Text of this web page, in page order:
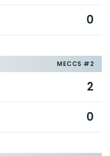
0
MECCS #2
2
0